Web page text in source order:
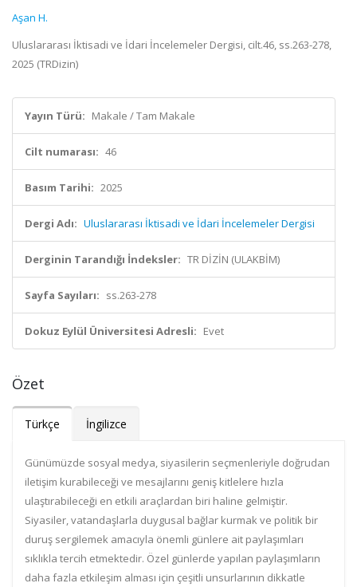
Aşan H.
Uluslararası İktisadi ve İdari İncelemeler Dergisi, cilt.46, ss.263-278,
2025 (TRDizin)
Yayın Türü: Makale / Tam Makale
Cilt numarası: 46
Basım Tarihi: 2025
Dergi Adı: Uluslararası İktisadi ve İdari İncelemeler Dergisi
Derginin Tarandığı İndeksler: TR DİZİN (ULAKBİM)
Sayfa Sayıları: ss.263-278
Dokuz Eylül Üniversitesi Adresli: Evet
Özet
Türkçe İngilizce
Günümüzde sosyal medya, siyasilerin seçmenleriyle doğrudan
iletişim kurabileceği ve mesajlarını geniş kitlelere hızla
ulaştırabileceği en etkili araçlardan biri haline gelmiştir.
Siyasiler, vatandaşlarla duygusal bağlar kurmak ve politik bir
duruş sergilemek amacıyla önemli günlere ait paylaşımları
sıklıkla tercih etmektedir. Özel günlerde yapılan paylaşımların
daha fazla etkileşim alması için çeşitli unsurlarının dikkatle